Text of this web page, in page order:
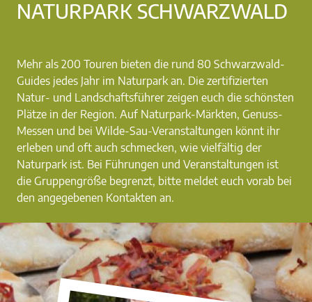
NATURPARK SCHWARZWALD
Mehr als 200 Touren bieten die rund 80 Schwarzwald-
Guides jedes Jahr im Naturpark an. Die zertifizierten
Natur- und Landschaftsführer zeigen euch die schönsten
Plätze in der Region. Auf Naturpark-Märkten, Genuss-
Messen und bei Wilde-Sau-Veranstaltungen könnt ihr
erleben und oft auch schmecken, wie vielfältig der
Naturpark ist. Bei Führungen und Veranstaltungen ist
die Gruppengröße begrenzt, bitte meldet euch vorab bei
den angegebenen Kontakten an.